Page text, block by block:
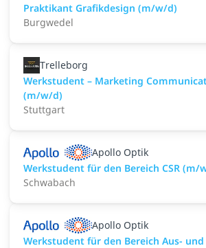
Praktikant Grafikdesign (m/w/d)
Burgwedel
Trelleborg
Werkstudent – Marketing
(m/w/d)
Stuttgart
Apollo Optik
Werkstudent für den Bereich CSR (m/
Schwabach
Apollo Optik
Werkstudent für den Bereich Aus-